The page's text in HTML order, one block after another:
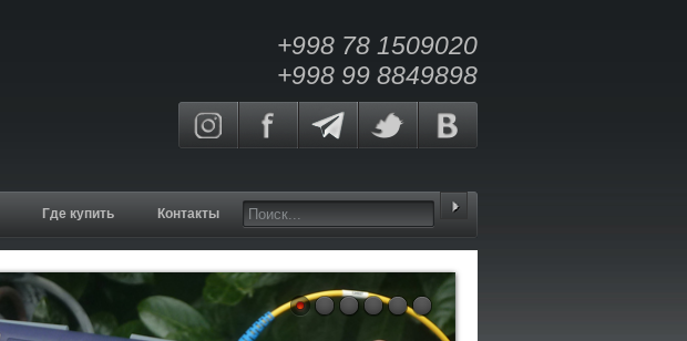
+998 78 1509020
+998 99 8849898
Где купить Контакты